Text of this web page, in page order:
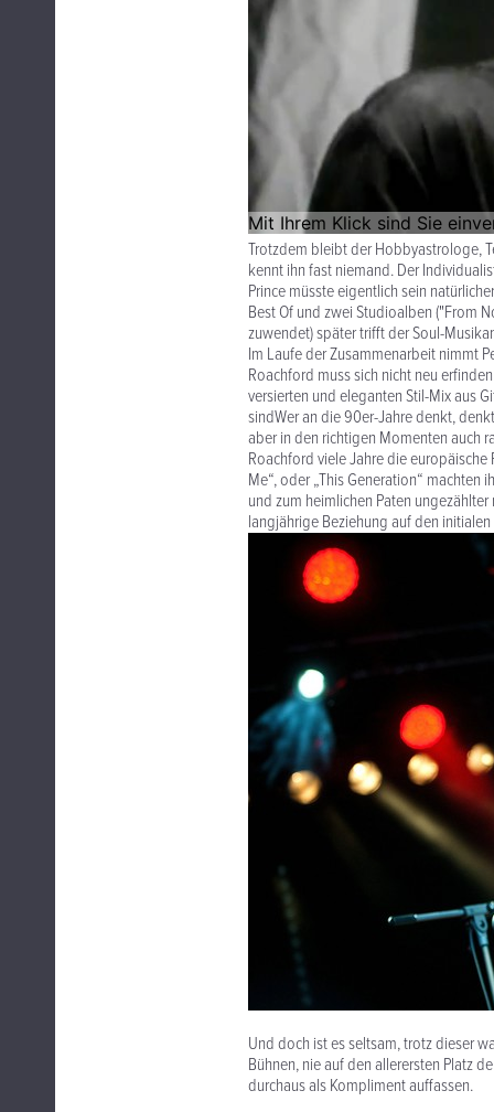
Trotzdem bleibt der Hobbyastrologe,
kennt ihn fast niemand. Der
Prince müsste eigentlich sein
Best Of und zwei Studioalben ("From
zuwendet) später trifft der Soul-
Im Laufe der Zusammenarbeit nimmt
Roachford muss sich nicht neu
versierten und eleganten Stil-Mix aus
sindWer an die 90er-Jahre denkt,
aber in den richtigen Momenten auch
Roachford viele Jahre die europäische
Me“, oder „This Generation“
und zum heimlichen Paten
langjährige Beziehung auf den
Und doch ist es seltsam, trotz dieser
Bühnen, nie auf den allerersten Platz
durchaus als Kompliment auffassen.